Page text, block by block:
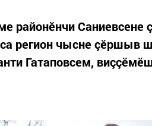
районӗнчи Саниевсене
регион чысне çӗршыв
Гатаповсем,